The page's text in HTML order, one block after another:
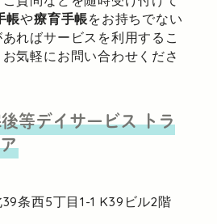
帳や療育手帳をお持ちでない
ればサービスを利用するこ
気軽にお問い合わせくださ
等デイサービストラ
条西5丁目1-1 K39ビル2階